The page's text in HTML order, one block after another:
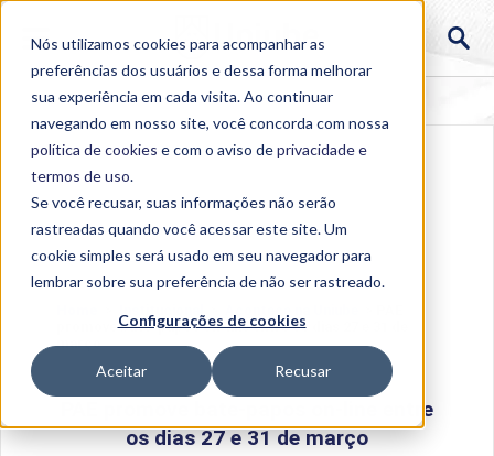
Nós utilizamos cookies para acompanhar as
preferências dos usuários e dessa forma melhorar
sua experiência em cada visita. Ao continuar
navegando em nosso site, você concorda com nossa
política de cookies e com o aviso deprivacidade e
termos de uso.
Se você recusar, suas informações não serão
rastreadas quando você acessar este site. Um
cookie simples será usado em seu navegador para
lembrar sobre sua preferência de não ser rastreado.
Configurações de cookies
Aceitar Recusar
promove bate-papos on-line entre os dias 27 e 31 de
março
PAE promove bate-papos on-line entre
os dias 27 e 31 de março